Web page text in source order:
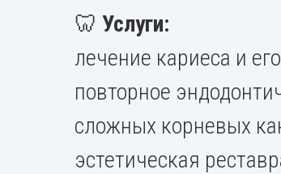
🦷 Услуги:
лечение кариеса и
повторное
сложных корневых
эстетическая